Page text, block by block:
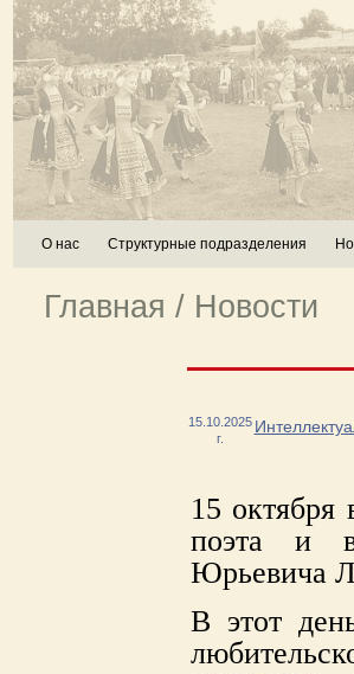
О нас Структурные подразделения
Главная / Новости
15.10.2025
г.
15 октября
поэта и
Юрьевича
В этот